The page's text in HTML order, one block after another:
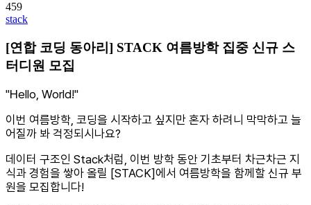
459
stack
[연합 코딩 동아리] STACK 여름방학 집중 신규 스
터디원 모집
"Hello, World!"
이번 여름방학, 코딩을 시작하고 싶지만 혼자 하려니 막막하고 늘
어질까 봐 걱정되시나요?
데이터 구조인 Stack처럼, 이번 방학 동안 기초부터 차근차근 지
식과 경험을 쌓아 올릴 [STACK]에서 여름방학을 함께할 신규 부
원을 모집합니다!